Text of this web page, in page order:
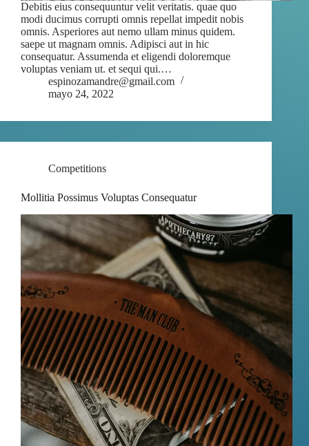
Debitis eius consequuntur velit veritatis. quae quo
modi ducimus corrupti omnis repellat impedit nobis
omnis. Asperiores aut nemo ullam minus quidem.
saepe ut magnam omnis. Adipisci aut in hic
consequatur. Assumenda et eligendi doloremque
voluptas veniam ut. et sequi qui.…
espinozamandre@gmail.com
mayo 24, 2022
Competitions
Mollitia Possimus Voluptas Consequatur